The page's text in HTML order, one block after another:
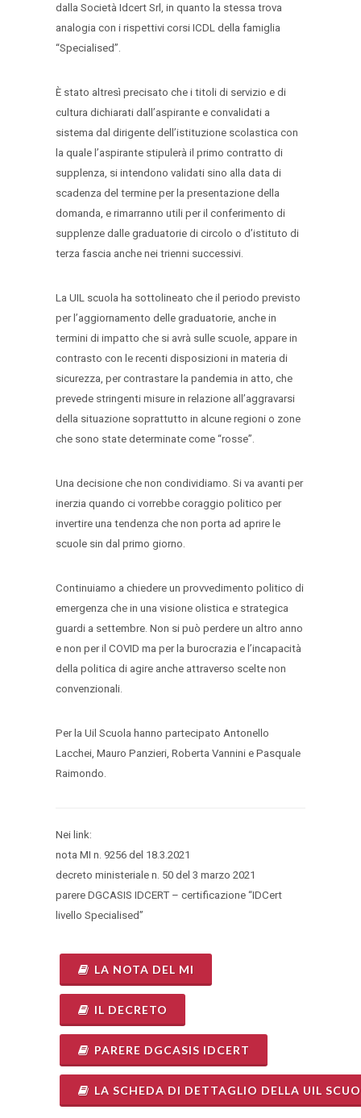
dalla Società Idcert Srl, in quanto la stessa trova
analogia con i rispettivi corsi ICDL della famiglia
“Specialised”.
È stato altresì precisato che i titoli di servizio e di
cultura dichiarati dall’aspirante e convalidati a
sistema dal dirigente dell’istituzione scolastica con
la quale l’aspirante stipulerà il primo contratto di
supplenza, si intendono validati sino alla data di
scadenza del termine per la presentazione della
domanda, e rimarranno utili per il conferimento di
supplenze dalle graduatorie di circolo o d’istituto di
terza fascia anche nei trienni successivi.
La UIL scuola ha sottolineato che il periodo previsto
per l’aggiornamento delle graduatorie, anche in
termini di impatto che si avrà sulle scuole, appare in
contrasto con le recenti disposizioni in materia di
sicurezza, per contrastare la pandemia in atto, che
prevede stringenti misure in relazione all’aggravarsi
della situazione soprattutto in alcune regioni o zone
che sono state determinate come “rosse”.
Una decisione che non condividiamo. Si va avanti per
inerzia quando ci vorrebbe coraggio politico per
invertire una tendenza che non porta ad aprire le
scuole sin dal primo giorno.
Continuiamo a chiedere un provvedimento politico di
emergenza che in una visione olistica e strategica
guardi a settembre. Non si può perdere un altro anno
e non per il COVID ma per la burocrazia e l’incapacità
della politica di agire anche attraverso scelte non
convenzionali.
Per la Uil Scuola hanno partecipato Antonello
Lacchei, Mauro Panzieri, Roberta Vannini e Pasquale
Raimondo.
Nei link:
nota MI n. 9256 del 18.3.2021
decreto ministeriale n. 50 del 3 marzo 2021
parere DGCASIS IDCERT – certificazione “IDCert
livello Specialised”
LA NOTA DEL MI
IL DECRETO
PARERE DGCASIS IDCERT
LA SCHEDA DI DETTAGLIO DELLA UIL